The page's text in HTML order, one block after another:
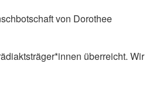
von Dorothee
überreicht. Wir